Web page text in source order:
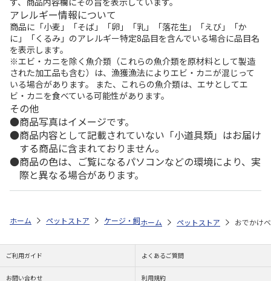
アレルギー情報について
商品に「小麦」「そば」「卵」「乳」「落花生」「えび」「か
に」「くるみ」のアレルギー特定8品目を含んでいる場合に品目名
を表示します。
※エビ・カニを除く魚介類（これらの魚介類を原材料として製造
された加工品も含む）は、漁獲漁法によりエビ・カニが混じって
いる場合があります。 また、これらの魚介類は、エサとしてエ
ビ・カニを食べている可能性があります。
その他
商品写真はイメージです。
商品内容として記載されていない「小道具類」はお届け
する商品に含まれておりません。
商品の色は、ご覧になるパソコンなどの環境により、実
際と異なる場合があります。
ホーム ペットストア ケージ・飼育その他用品 キャリー・ドライブ
ホーム ペットストア おでかけ
ご利用ガイド よくあるご質問
お問い合わせ 利用規約